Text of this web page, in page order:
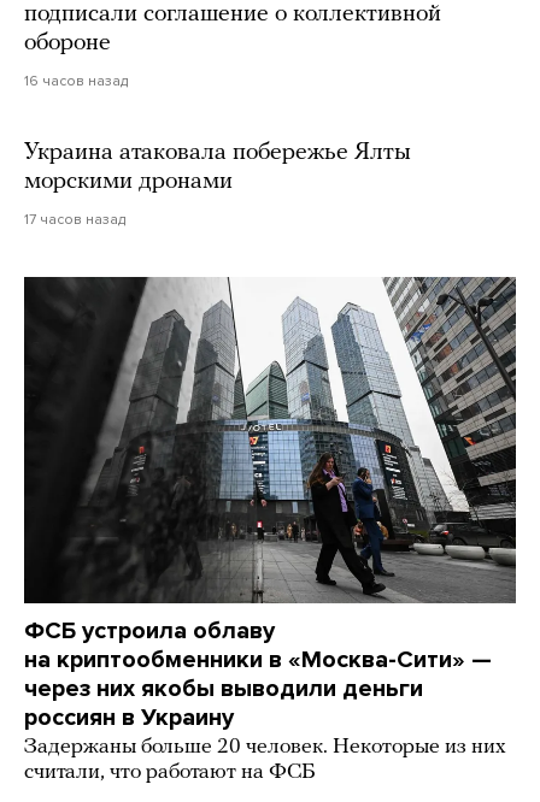
подписали соглашение о коллективной
обороне
16 часов назад
Украина атаковала побережье Ялты
морскими дронами
17 часов назад
ФСБ устроила облаву
на криптообменники в «Москва-Сити» —
через них якобы выводили деньги
россиян в Украину
Задержаны больше 20 человек. Некоторые из них
считали, что работают на ФСБ